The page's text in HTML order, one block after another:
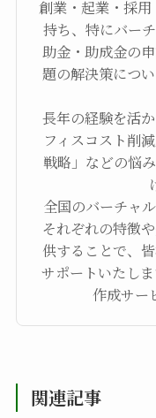
創業・起業・採
持ち、特にバー
助金・助成金の
題の解決策につ
長年の経験を活
フィスコスト削
戦略」などの悩
全国のバーチャ
それぞれの特徴
供することで、
サポートいたし
作成サー
関連記事